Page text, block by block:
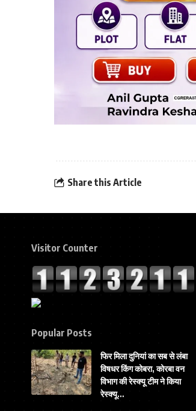
Share this Article
Visitor Counter
Popular Posts
फिर मिला दुनियां का सब से लंबा
विषधर किंग कोबरा, कोरबा वन
विभाग की रेस्क्यू टीम ने किया
रेस्क्यू…